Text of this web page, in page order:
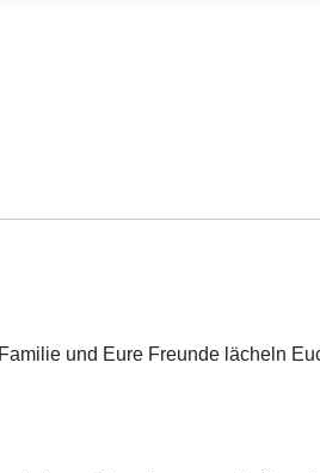
und Eure Freunde lächeln